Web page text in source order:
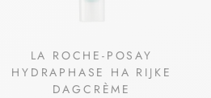
LA ROCHE-POSAY
HYDRAPHASE HA RIJKE
DAGCRÈME